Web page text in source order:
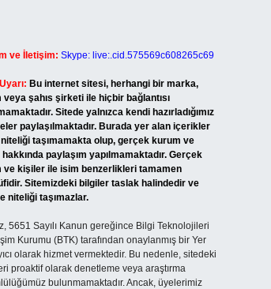
ve İletişim: Skype: live:.cid.575569c608265c69
Bu internet sitesi, herhangi bir marka,
veya şahıs şirketi ile hiçbir bağlantısı
Sitede yalnızca kendi hazırladığımız
paylaşılmaktadır. Burada yer alan içerikler
niteliği taşımamakta olup, gerçek kurum ve
paylaşım yapılmamaktadır. Gerçek
ve kişiler ile isim benzerlikleri tamamen
Sitemizdeki bilgiler taslak halindedir ve
niteliği taşımazlar.
5651 Sayılı Kanun gereğince Bilgi Teknolojileri
Kurumu (BTK) tarafından onaylanmış bir Yer
olarak hizmet vermektedir. Bu nedenle, sitedeki
proaktif olarak denetleme veya araştırma
bulunmamaktadır. Ancak, üyelerimiz